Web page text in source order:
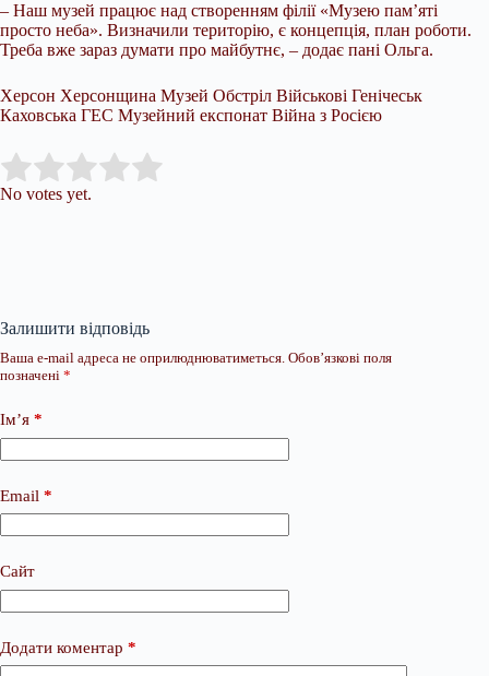
– Наш музей працює над створенням філії «Музею пам’яті
просто неба». Визначили територію, є концепція, план роботи.
Треба вже зараз думати про майбутнє, – додає пані Ольга.
Херсон Херсонщина Музей Обстріл Військові Генічеськ
Каховська ГЕС Музейний експонат Війна з Росією
Rate this item:
No votes yet.
Залишити відповідь
Ваша e-mail адреса не оприлюднюватиметься. Обов’язкові поля
позначені *
Ім’я *
Email *
Сайт
Додати коментар *